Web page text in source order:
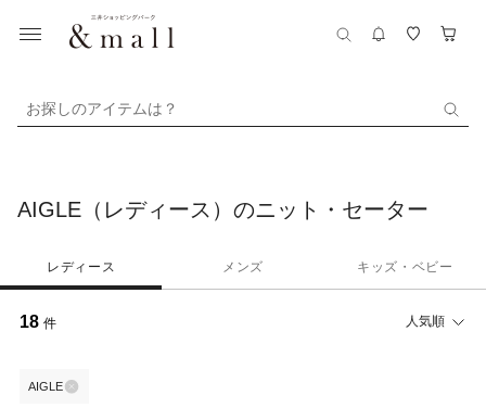
お探しのアイテムは？
AIGLE（レディース）のニット・セーター
レディース メンズ キッズ・ベビー
18 件 人気順
AIGLE